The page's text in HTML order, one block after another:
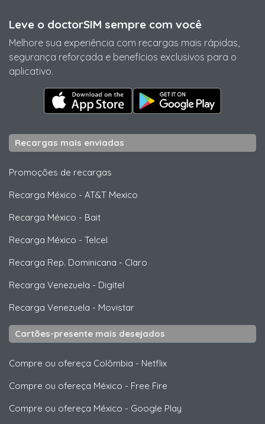
Leve o doctorSIM sempre com você
Melhore sua experiência com recargas mais rápidas,
segurança reforçada e benefícios exclusivos para o
aplicativo.
Recargas mais enviadas
Promoções de recargas
Recarga México - AT&T Mexico
Recarga México - Bait
Recarga México - Telcel
Recarga Rep. Dominicana - Claro
Recarga Venezuela - Digitel
Recarga Venezuela - Movistar
Cartões-presente mais desejados
Compre ou ofereça Colômbia - Netflix
Compre ou ofereça México - Free Fire
Compre ou ofereça México - Google Play